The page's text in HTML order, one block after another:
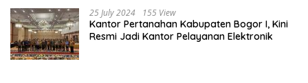
25 July 2024 155 View
Kantor Pertanahan Kabupaten Bogor I, Kini
Resmi Jadi Kantor Pelayanan Elektronik